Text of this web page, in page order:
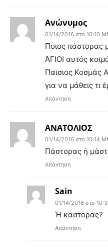
Ανώνυμος
01/14/2016 στο 10:10
Ποιος πάστορας
ΆΓΙΟΙ αυτός
Παισιος Κοσμάς
για να μάθεις τι
Απάντηση
ΑΝΑΤΟΛΙΟΣ
01/14/2016 στο 10:14
Πάστορας ή
Απάντηση
Sain
01/14/2016 στο
Ή καστορας?
Απάντηση